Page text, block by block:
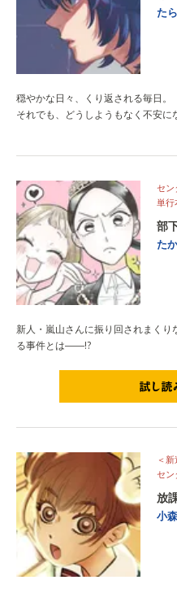
た
穏やかな日々、くり返される毎日。
それでも、どうしようもなく不安
セン
単
部
た
新人・嵐山さんに振り回されまく
る事件とは――!?
＜
セン
放
小